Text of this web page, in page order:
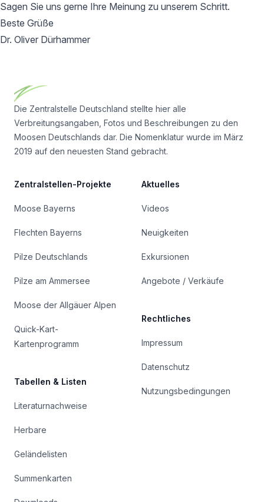
Sagen Sie uns gerne Ihre Meinung zu unserem Schritt.
Beste Grüße
Dr. Oliver Dürhammer
Die Zentralstelle Deutschland stellte hier alle
Verbreitungsangaben, Fotos und Beschreibungen zu den
Moosen Deutschlands dar. Die Nomenklatur wurde im März
2019 auf den neuesten Stand gebracht.
Zentralstellen-Projekte
Moose Bayerns
Flechten Bayerns
Pilze Deutschlands
Pilze am Ammersee
Moose der Allgäuer Alpen
Quick-Kart-
Kartenprogramm
Tabellen & Listen
Literaturnachweise
Herbare
Geländelisten
Summenkarten
Aktuelles
Videos
Neuigkeiten
Exkursionen
Angebote / Verkäufe
Rechtliches
Impressum
Datenschutz
Nutzungsbedingungen